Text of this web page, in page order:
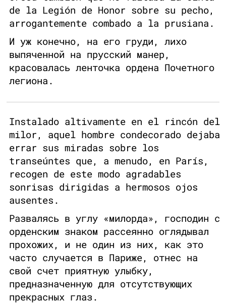
de la Legión de Honor sobre su pecho,
arrogantemente combado a la prusiana.
И уж конечно, на его груди, лихо
выпяченной на прусский манер,
красовалась ленточка ордена Почетного
легиона.
Instalado altivamente en el rincón del
milor, aquel hombre condecorado dejaba
errar sus miradas sobre los
transeúntes que, a menudo, en París,
recogen de este modo agradables
sonrisas dirigidas a hermosos ojos
ausentes.
Развалясь в углу «милорда», господин с
орденским знаком рассеянно оглядывал
прохожих, и не один из них, как это
часто случается в Париже, отнес на
свой счет приятную улыбку,
предназначенную для отсутствующих
прекрасных глаз.